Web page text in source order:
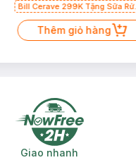
Bill Cerave 299K Tặng Sữa
Thêm giỏ hàng
Giao nhanh
Giao nhanh